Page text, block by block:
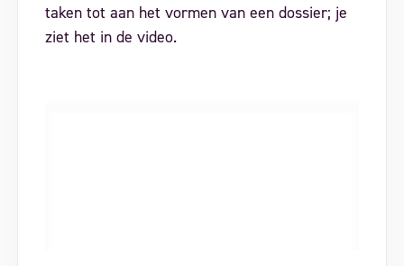
taken tot aan het vormen van een dossier; je
ziet het in de video.